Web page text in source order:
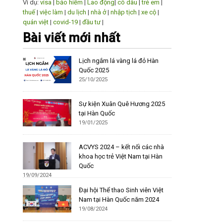
Ví dụ: visa bảo hiểm Lao động cô dâu |trẻ em
thuế| việc làm | du lịch | nhà ở| nhập tịch | xe cộ |
quán việt | covid-19 | đầu tư |
Bài viết mới nhất
Lịch ngắm lá vàng lá đỏ Hàn
Quốc 2025
25/10/2025
Sự kiện Xuân Quê Hương 2025
tại Hàn Quốc
19/01/2025
ACVYS 2024 – kết nối các nhà
khoa học trẻ Việt Nam tại Hàn
Quốc
19/09/2024
Đại hội Thể thao Sinh viên Việt
Nam tại Hàn Quốc năm 2024
19/08/2024